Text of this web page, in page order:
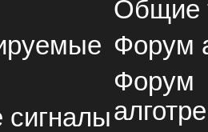
сигналы
Общие
Форум
Форум